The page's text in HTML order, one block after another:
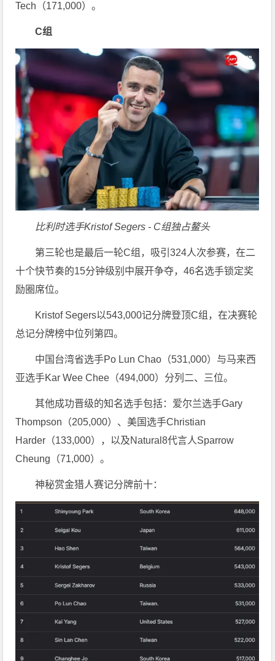
Tech（171,000）。
C组
比利时选手Kristof Segers - C组独占鳌头
第三轮也是最后一轮C组，吸引324人次参赛，在二
十个快节奏的15分钟级别中展开争夺，46名选手锁定奖
励圈席位。
Kristof Segers以543,000记分牌登顶C组，在决赛轮
总记分牌榜中位列第四。
中国台湾省选手Po Lun Chao（531,000）与马来西
亚选手Kar Wee Chee（494,000）分列二、三位。
其他成功晋级的知名选手包括：爱尔兰选手Gary
Thompson（205,000）、美国选手Christian
Harder（133,000），以及Natural8代言人Sparrow
Cheung（71,000）。
神秘赏金猎人赛记分牌前十：